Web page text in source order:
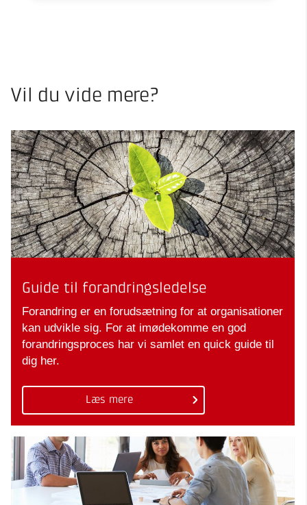
Vil du vide mere?
Guide til forandringsledelse
Forandring er en forudsætning for at organisationer
kan udvikle sig. For at imødekomme en god
forandringsproces har vi samlet en quick guide til
dig her.
Læs mere